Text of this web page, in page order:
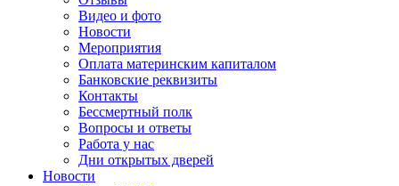
Видео и фото
Новости
Мероприятия
Оплата материнским капиталом
Банковские реквизиты
Контакты
Бессмертный полк
Вопросы и ответы
Работа у нас
Дни открытых дверей
Новости